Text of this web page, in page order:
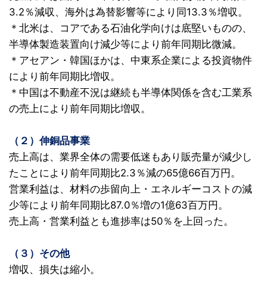
3.2％減収、海外は為替影響等により同13.3％増収。
＊北米は、コアである石油化学向けは底堅いものの、
半導体製造装置向け減少等により前年同期比微減。
＊アセアン・韓国ほかは、中東系企業による投資物件
により前年同期比増収。
＊中国は不動産不況は継続も半導体関係を含む工業系
の売上により前年同期比増収。
（２）伸銅品事業
売上高は、業界全体の需要低迷もあり販売量が減少し
たことにより前年同期比2.3％減の65億66百万円。
営業利益は、材料の歩留向上・エネルギーコストの減
少等により前年同期比87.0％増の1億63百万円。
売上高・営業利益とも進捗率は50％を上回った。
（３）その他
増収、損失は縮小。